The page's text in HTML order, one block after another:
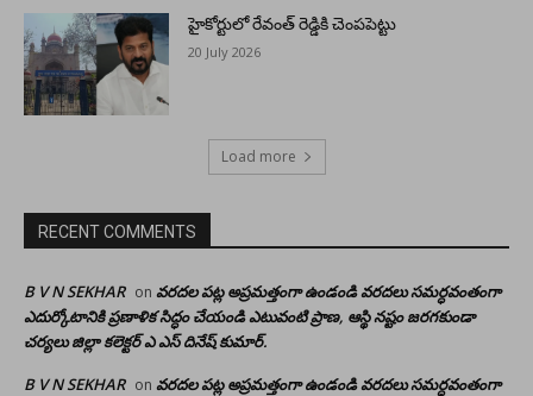
హైకోర్టులో రేవంత్ రెడ్డికి చెంపపెట్టు
20 July 2026
Load more
RECENT COMMENTS
B V N SEKHAR on వరదల పట్ల అప్రమత్తంగా ఉండండి వరదలు సమర్ధవంతంగా
ఎదుర్కోటానికి ప్రణాళిక సిద్ధం చేయండి ఎటువంటి ప్రాణ, ఆస్థి నష్టం జరగకుండా
చర్యలు జిల్లా కలెక్టర్ ఎ ఎస్ దినేష్ కుమార్.
B V N SEKHAR on వరదల పట్ల అప్రమత్తంగా ఉండండి వరదలు సమర్ధవంతంగా